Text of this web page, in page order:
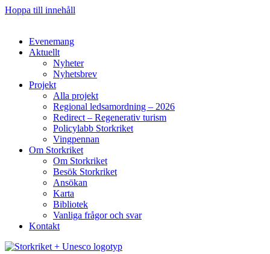
Hoppa till innehåll
Evenemang
Aktuellt
Nyheter
Nyhetsbrev
Projekt
Alla projekt
Regional ledsamordning – 2026
Redirect – Regenerativ turism
Policylabb Storkriket
Vingpennan
Om Storkriket
Om Storkriket
Besök Storkriket
Ansökan
Karta
Bibliotek
Vanliga frågor och svar
Kontakt